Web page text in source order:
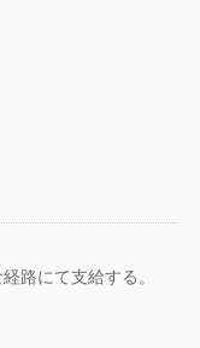
路にて支給する。